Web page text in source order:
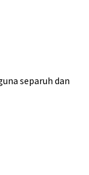
separuh dan